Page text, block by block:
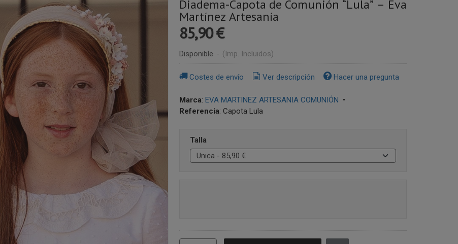
Diadema-Capota de Comunión “Lula” – Eva
Martínez Artesanía
85,90 €
Disponible - (Imp. Incluidos)
Costes de envío Ver descripción Hacer una pregunta
Marca: EVA MARTINEZ ARTESANIA COMUNIÓN •
Referencia: Capota Lula
Talla